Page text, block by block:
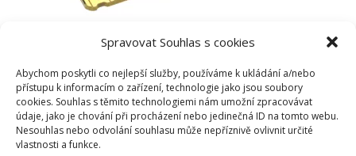
Spravovat Souhlas s cookies
Abychom poskytli co nejlepší služby, používáme k ukládání a/nebo
přístupu k informacím o zařízení, technologie jako jsou soubory
cookies. Souhlas s těmito technologiemi nám umožní zpracovávat
údaje, jako je chování při procházení nebo jedinečná ID na tomto webu.
Nesouhlas nebo odvolání souhlasu může nepříznivě ovlivnit určité
vlastnosti a funkce.